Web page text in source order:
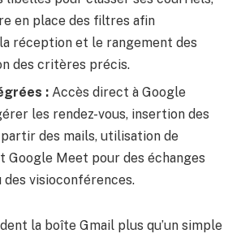
en place des filtres afin
réception et le rangement des
des critères précis.
: Accès direct à Google
les rendez-vous, insertion des
des mails, utilisation de
Google Meet pour des échanges
des visioconférences.
la boîte Gmail plus qu’un simple